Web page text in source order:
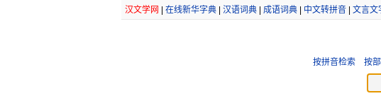
汉文学网 在线新华字典| 汉语词典| 成语词典| 中文转拼音| 文言文
按拼音检索 按